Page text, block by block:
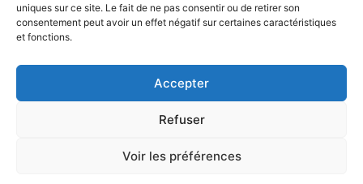
uniques sur ce site. Le fait de ne pas consentir ou de retirer son
consentement peut avoir un effet négatif sur certaines caractéristiques
et fonctions.
Accepter
Refuser
Voir les préférences
Mentions légales
Plan du site
Confidentialité